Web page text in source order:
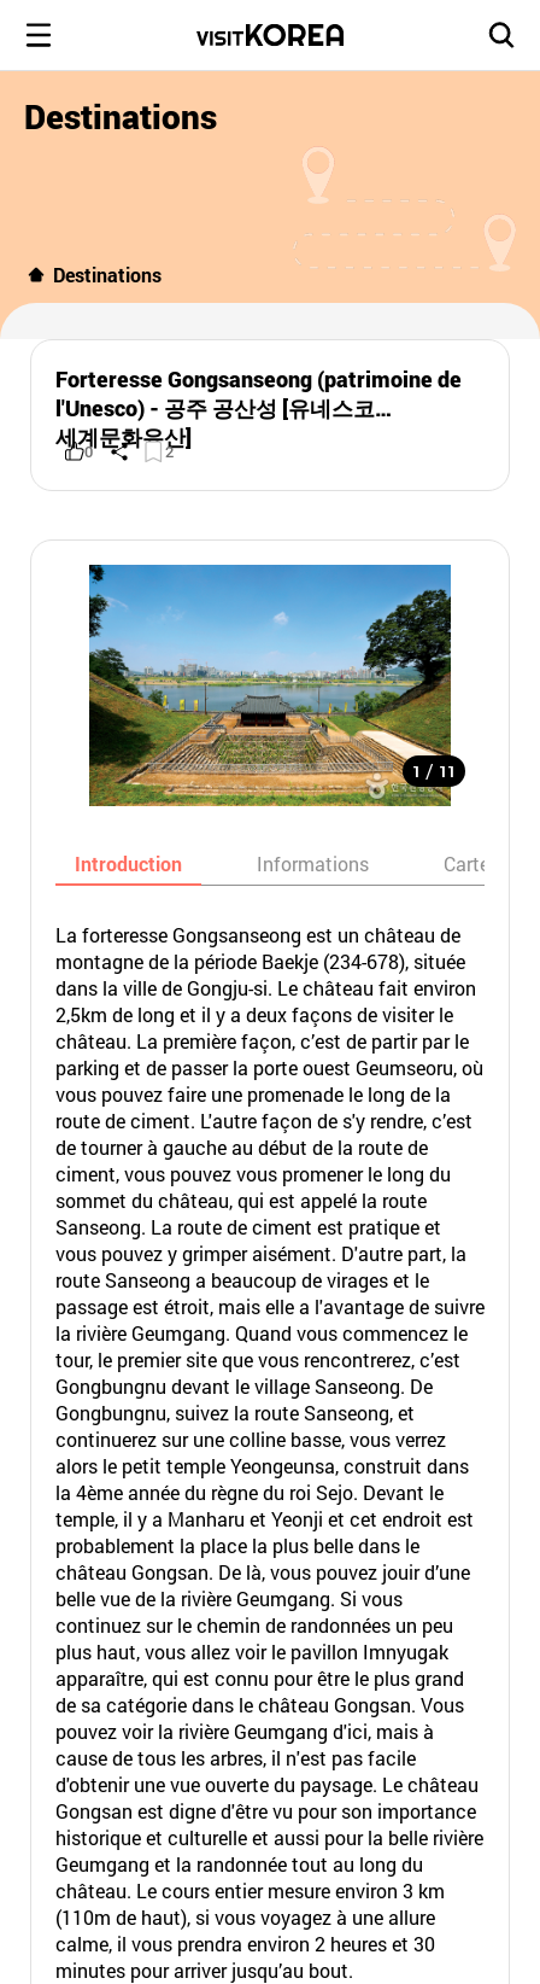
Destinations
Destinations
Forteresse Gongsanseong (patrimoine de
l'Unesco) - 공주 공산성 [유네스코
세계문화유산]
0 2
1 / 11
Introduction Informations Carte
La forteresse Gongsanseong est un château de
montagne de la période Baekje (234-678), située
dans la ville de Gongju-si. Le château fait environ
2,5km de long et il y a deux façons de visiter le
château. La première façon, c’est de partir par le
parking et de passer la porte ouest Geumseoru, où
vous pouvez faire une promenade le long de la
route de ciment. L'autre façon de s'y rendre, c’est
de tourner à gauche au début de la route de
ciment, vous pouvez vous promener le long du
sommet du château, qui est appelé la route
Sanseong. La route de ciment est pratique et
vous pouvez y grimper aisément. D'autre part, la
route Sanseong a beaucoup de virages et le
passage est étroit, mais elle a l'avantage de suivre
la rivière Geumgang. Quand vous commencez le
tour, le premier site que vous rencontrerez, c’est
Gongbungnu devant le village Sanseong. De
Gongbungnu, suivez la route Sanseong, et
continuerez sur une colline basse, vous verrez
alors le petit temple Yeongeunsa, construit dans
la 4ème année du règne du roi Sejo. Devant le
temple, il y a Manharu et Yeonji et cet endroit est
probablement la place la plus belle dans le
château Gongsan. De là, vous pouvez jouir d’une
belle vue de la rivière Geumgang. Si vous
continuez sur le chemin de randonnées un peu
plus haut, vous allez voir le pavillon Imnyugak
apparaître, qui est connu pour être le plus grand
de sa catégorie dans le château Gongsan. Vous
pouvez voir la rivière Geumgang d'ici, mais à
cause de tous les arbres, il n'est pas facile
d'obtenir une vue ouverte du paysage. Le château
Gongsan est digne d'être vu pour son importance
historique et culturelle et aussi pour la belle rivière
Geumgang et la randonnée tout au long du
château. Le cours entier mesure environ 3 km
(110m de haut), si vous voyagez à une allure
calme, il vous prendra environ 2 heures et 30
minutes pour arriver jusqu’au bout.